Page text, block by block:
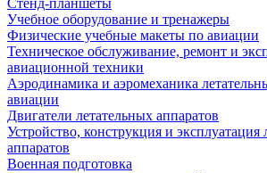
Стенд-планшеты
Учебное оборудование и тренажеры
Физические учебные макеты по авиации
Техническое обслуживание, ремонт и
авиационной техники
Аэродинамика и аэромеханика
авиации
Двигатели летательных аппаратов
Устройство, конструкция и эксплуатация
аппаратов
Военная подготовка